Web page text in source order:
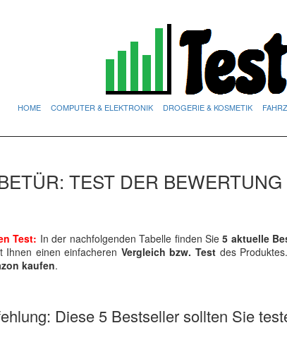
HOME COMPUTER & ELEKTRONIK DROGERIE & KOSMETIK
TEST DER
Test: In der nachfolgenden Tabelle finden Sie 5 aktuelle
Ihnen einen einfacheren Vergleich bzw. Testdes
kaufen.
Diese 5 Bestseller sollten Sie